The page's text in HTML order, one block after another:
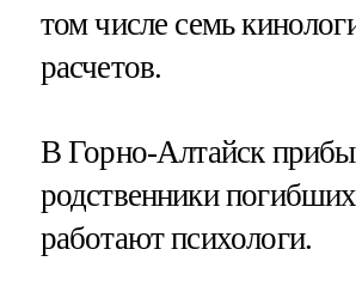
том числе семь
расчетов.
В Горно-Алтайск
родственники
работают психологи.